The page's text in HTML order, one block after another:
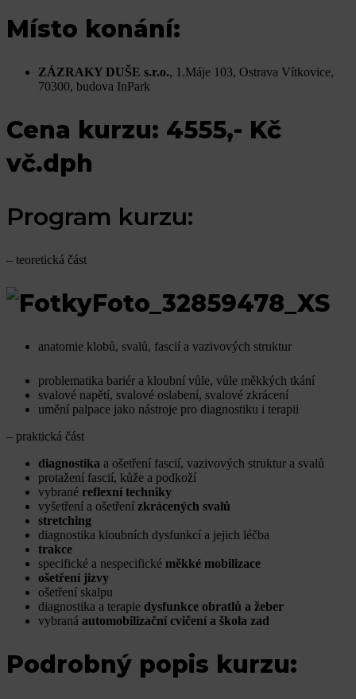
Místo konání:
ZÁZRAKY DUŠE s.r.o., 1.Máje 103, Ostrava Vítkovice,
70300, budova InPark
Cena kurzu: 4555,- Kč
vč.dph
Program kurzu:
– teoretická část
anatomie klobů, svalů, fascií a vazivových struktur
problematika bariér a kloubní vůle, vůle měkkých tkání
svalové napětí, svalové oslabení, svalové zkrácení
umění palpace jako nástroje pro diagnostiku i terapii
– praktická část
diagnostika a ošetření fascií, vazivových struktur a svalů
protažení fascií, kůže a podkoží
vybrané reflexní techniky
vyšetření a ošetření zkrácených svalů
stretching
diagnostika kloubních dysfunkcí a jejich léčba
trakce
specifické a nespecifické měkké mobilizace
ošetření jizvy
ošetření skalpu
diagnostika a terapie dysfunkce obratlů a žeber
vybraná automobilizační cvičení a škola zad
Podrobný popis kurzu: